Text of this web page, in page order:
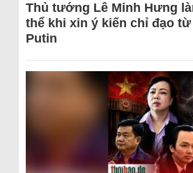
Thủ tướng Lê Minh Hưng
thể khi xin ý kiến chỉ đạo
Putin